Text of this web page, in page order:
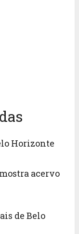
Horizonte
acervo
de Belo